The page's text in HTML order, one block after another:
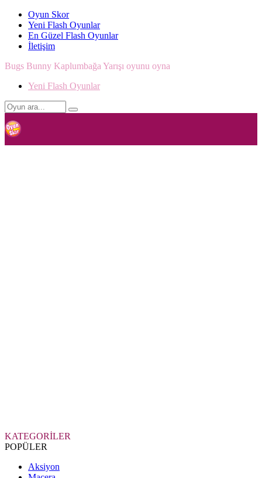
Oyun Skor
Yeni Flash Oyunlar
En Güzel Flash Oyunlar
İletişim
Bugs Bunny Kaplumbağa Yarışı oyunu oyna
Yeni Flash Oyunlar
KATEGORİLER
POPÜLER
Aksiyon